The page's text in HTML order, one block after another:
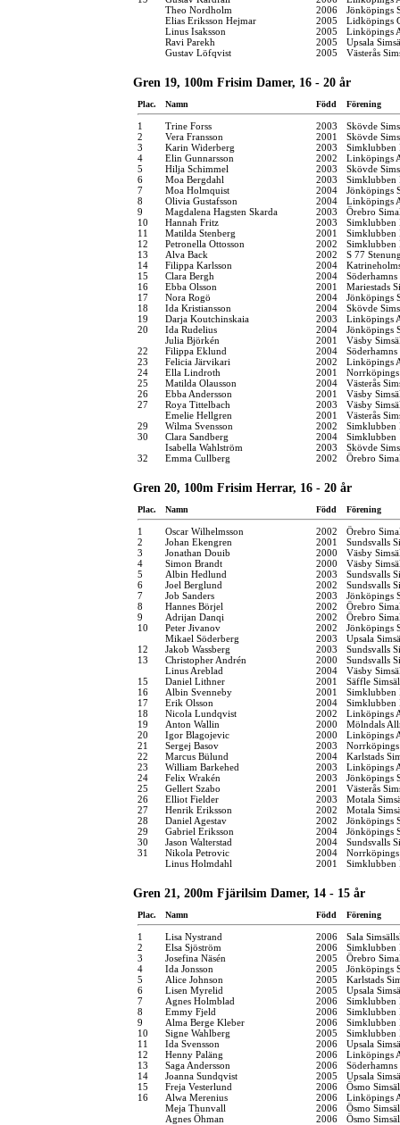
Theo Nordholm
2006
Jönköpings
Elias Eriksson Hejmar
2005
Lidköpings
Linus Isaksson
2005
Linköpings
Ravi Parekh
2005
Upsala
Gustav Löfqvist
2005 Västerås
Gren 19, 100m Frisim Damer, 16 - 20 år
Plac. Namn Född Förening
1 Trine Forss 2003
Skövde
2
Vera Fransson 2001
Skövde
3
Karin Widerberg 2003
Simklubben
4
Elin Gunnarsson 2002
Linköpings
5
Hilja Schimmel 2003
Skövde
6
Moa Bergdahl 2003
Simklubben
7
Moa Holmquist 2004
Jönköpings
8
Olivia Gustafsson 2004
Linköpings
9
Magdalena Hagsten Skarda 2003
Örebro
10
Hannah Fritz 2003
Simklubben
11
Matilda Stenberg 2001
Simklubben
12
Petronella Ottosson 2002
Simklubben
13
Alva Back 2002
S 77
14
Filippa Karlsson 2004
15
Clara Bergh 2004
16
Ebba Olsson 2001
Mariestads
17
Nora Rogö 2004
Jönköpings
18
Ida Kristiansson 2004
Skövde
19
Darja Koutchinskaia 2003
Linköpings
20
Ida Rudelius 2004
Jönköpings
Julia Björkén
2001
Väsby
22
Filippa Eklund 2004
23
Felicia Järvikari 2002
Linköpings
24
Ella Lindroth 2001
25
Matilda Olausson 2004
Västerås
26
Ebba Andersson 2001
Väsby
27
Roya Tittelbach 2003
Väsby
Emelie Hellgren
2001
Västerås
29
Wilma Svensson 2002
Simklubben
30
Clara Sandberg 2004
Simklubben
Isabella Wahlström
2003
Skövde
32
Emma Cullberg 2002 Örebro
Gren 20, 100m Frisim Herrar, 16 - 20 år
Plac. Namn Född Förening
1 Oscar Wilhelmsson 2002
Örebro
2
Johan Ekengren 2001
Sundsvalls
3
Jonathan Douib 2000
Väsby
4
Simon Brandt 2000
Väsby
5
Albin Hedlund 2003
Sundsvalls
6
Joel Berglund 2002
Sundsvalls
7
Job Sanders 2003
Jönköpings
8
Hannes Börjel 2002
Örebro
9
Adrijan Danqi 2002
Örebro
10
Peter Jivanov 2002
Jönköpings
Mikael Söderberg
2003
Upsala
12
Jakob Wassberg 2003
Sundsvalls
13
Christopher Andrén 2000
Sundsvalls
Linus Areblad
2004
Väsby
15
Daniel Lithner 2001
Säffle
16
Albin Svenneby 2001
Simklubben
17
Erik Olsson 2004
Simklubben
18
Nicola Lundqvist 2002
Linköpings
19
Anton Wallin 2000
Mölndals
20
Igor Blagojevic 2000
Linköpings
21
Sergej Basov 2003
22
Marcus Bülund 2004
Karlstads
23
William Barkehed 2003
Linköpings
24
Felix Wrakén 2003
Jönköpings
25
Gellert Szabo 2001
Västerås
26
Elliot Fielder 2003
Motala
27
Henrik Eriksson 2002
Motala
28
Daniel Agestav 2002
Jönköpings
29
Gabriel Eriksson 2004
Jönköpings
30
Jason Walterstad 2004
Sundsvalls
31
Nikola Petrovic 2004
Linus Holmdahl
2001 Simklubben
Gren 21, 200m Fjärilsim Damer, 14 - 15 år
Plac. Namn Född Förening
1 Lisa Nystrand 2006
Sala
2
Elsa Sjöström 2006
Simklubben
3
Josefina Näsén 2005
Örebro
4
Ida Jonsson 2005
Jönköpings
5
Alice Johnson 2005
Karlstads
6
Lisen Myrelid 2005
Upsala
7
Agnes Holmblad 2006
Simklubben
8
Emmy Fjeld 2006
Simklubben
9
Alma Berge Kleber 2006
Simklubben
10
Signe Wahlberg 2005
Simklubben
11
Ida Svensson 2006
Upsala
12
Henny Paläng 2006
Linköpings
13
Saga Andersson 2006
14
Joanna Sundqvist 2005
Upsala
15
Freja Vesterlund 2006
Ösmo
16
Alwa Merenius 2006
Linköpings
Meja Thunvall
2006
Ösmo
Agnes Öhman
2006 Ösmo